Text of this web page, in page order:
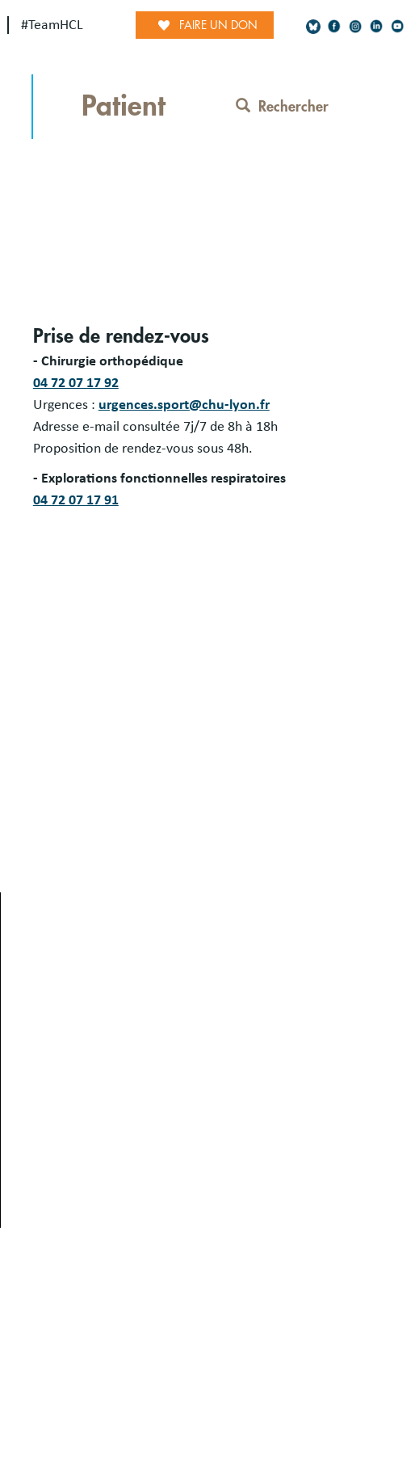
#TeamHCL FAIRE UN DON
Network
Patient Rechercher
Blocs
libres
Prise de rendez-vous
- Chirurgie orthopédique
04 72 07 17 92
Urgences : urgences.sport@chu-lyon.fr
Adresse e-mail consultée 7j/7 de 8h à 18h
Proposition de rendez-vous sous 48h.
- Explorations fonctionnelles respiratoires
04 72 07 17 91